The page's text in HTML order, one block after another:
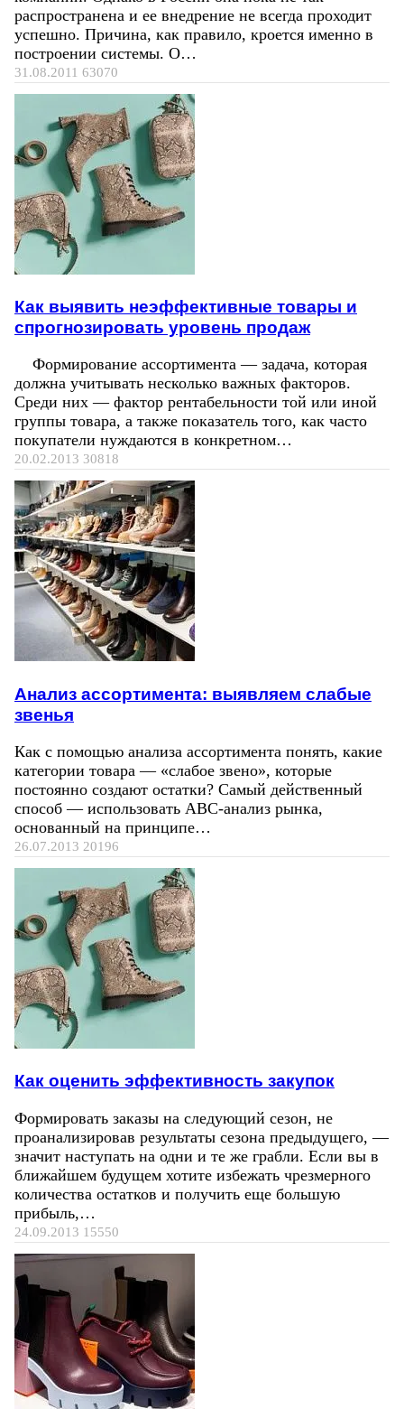
распространена и ее внедрение не всегда проходит
успешно. Причина, как правило, кроется именно в
построении системы. О…
31.08.2011 63070
Как выявить неэффективные товары и
спрогнозировать уровень продаж
Формирование ассортимента — задача, которая
должна учитывать несколько важных факторов.
Среди них — фактор рентабельности той или иной
группы товара, а также показатель того, как часто
покупатели нуждаются в конкретном…
20.02.2013 30818
Анализ ассортимента: выявляем слабые
звенья
Как с помощью анализа ассортимента понять, какие
категории товара — «слабое звено», которые
постоянно создают остатки? Самый действенный
способ — использовать ABC-анализ рынка,
основанный на принципе…
26.07.2013 20196
Как оценить эффективность закупок
Формировать заказы на следующий сезон, не
проанализировав результаты сезона предыдущего, —
значит наступать на одни и те же грабли. Если вы в
ближайшем будущем хотите избежать чрезмерного
количества остатков и получить еще большую
прибыль,…
24.09.2013 15550